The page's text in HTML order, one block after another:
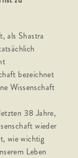
als Shastra
bezeichnet
Wissenschaft
38 Jahre,
wieder
wie wichtig
Leben